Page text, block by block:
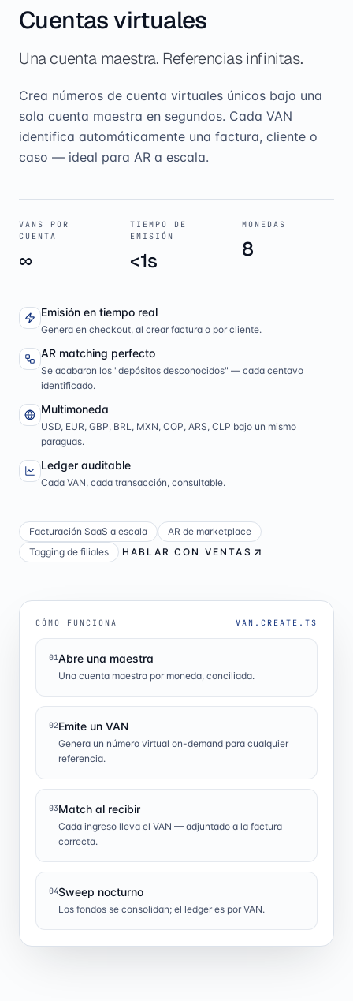
Cuentas virtuales
Una cuenta maestra. Referencias infinitas.
Crea números de cuenta virtuales únicos bajo una
sola cuenta maestra en segundos. Cada VAN
identifica automáticamente una factura, cliente o
caso — ideal para AR a escala.
VANS POR
CUENTA
∞
TIEMPO DE
EMISIÓN
<1s
MONEDAS
8
Emisión en tiempo real
Genera en checkout, al crear factura o por cliente.
AR matching perfecto
Se acabaron los "depósitos desconocidos" — cada centavo
identificado.
Multimoneda
USD, EUR, GBP, BRL, MXN, COP, ARS, CLP bajo un mismo
paraguas.
Ledger auditable
Cada VAN, cada transacción, consultable.
Facturación SaaS a escala
AR de marketplace
Tagging de filiales
HABLAR CON VENTAS
CÓMO FUNCIONA VAN.CREATE.TS
01Abre una maestra
Una cuenta maestra por moneda, conciliada.
02Emite un VAN
Genera un número virtual on-demand para cualquier
referencia.
03Match al recibir
Cada ingreso lleva el VAN — adjuntado a la factura
correcta.
04Sweep nocturno
Los fondos se consolidan; el ledger es por VAN.